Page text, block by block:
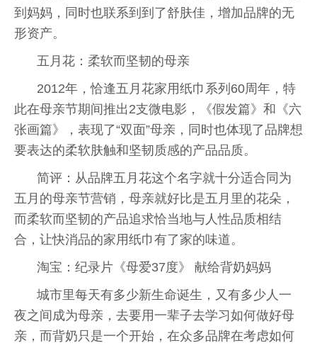
到妈妈，同时也联系到到了舒肤佳，增加品牌的无
形资产。
五月花：柔软而坚韧的母亲
2012年，恰逢五月花家用纸巾系列60周年，特
此在母亲节期间推出2支微电影，《假发篇》和《六
张画篇》，表现了“双面”母亲，同时也体现了品牌想
要表达的柔软肤触和坚韧质感的产品品质。
简评：从品牌五月花这个名字就十分适合同为
五月的母亲节营销，母亲就好比是五月里的花朵，
而柔软而坚韧的产品追求恰当地与人性品质相结
合，让快消品的家用纸巾有了家的味道。
淘宝：纪录片《母爱37度》 献给背奶妈妈
城市里每天有多少新生命诞生，又有多少人一
夜之间成为母亲，去要用一辈子去学习如何做好母
亲，而背奶只是一个开始，在众多品牌在考虑如何